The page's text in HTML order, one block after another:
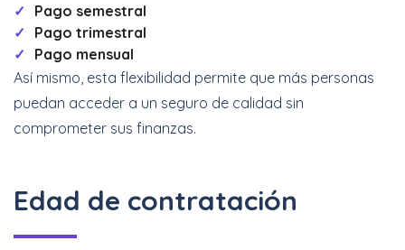
Pago semestral
Pago trimestral
Pago mensual
Así mismo, esta flexibilidad permite que más personas
puedan acceder a un seguro de calidad sin
comprometer sus finanzas.
Edad de contratación